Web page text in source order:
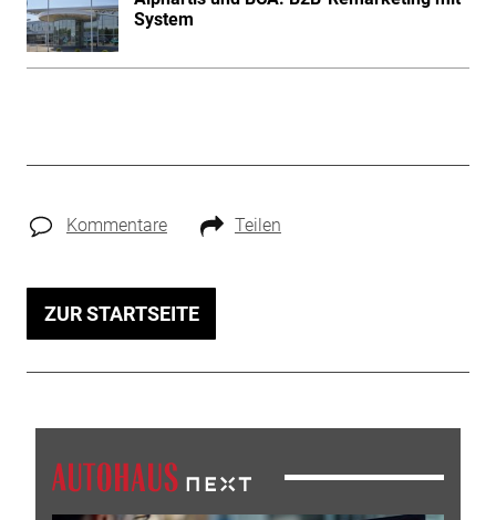
System
Kommentare Teilen
ZUR STARTSEITE